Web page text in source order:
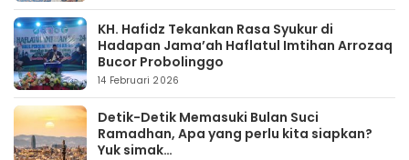
KH. Hafidz Tekankan Rasa Syukur di
Hadapan Jama’ah Haflatul Imtihan Arrozaq
Bucor Probolinggo
14 Februari 2026
Detik-Detik Memasuki Bulan Suci
Ramadhan, Apa yang perlu kita siapkan?
Yuk simak…